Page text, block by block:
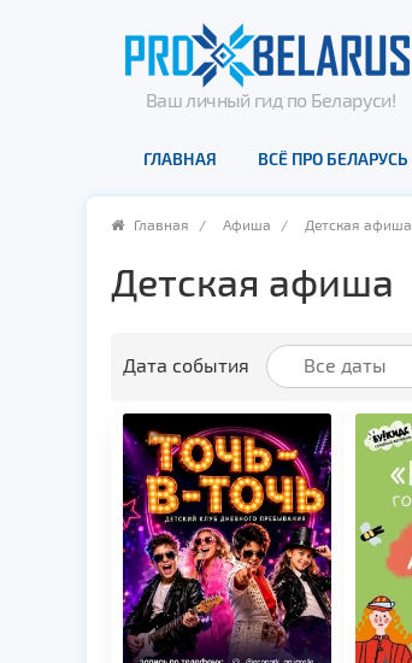
Ваш личный гид по Беларуси!
ГЛАВНАЯ ВСЁ ПРО БЕЛАРУСЬ
Главная / Афиша / Детская афиша
Детская афиша
Дата события